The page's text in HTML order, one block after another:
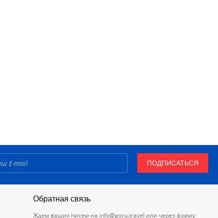
ПОДПИСАТЬСЯ
Обратная связь
Ждем ваших писем на info@goru.travel или через форму